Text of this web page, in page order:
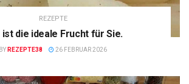
REZEPTE
ist die ideale Frucht für Sie.
BY REZEPTE38 26 FEBRUAR 2026